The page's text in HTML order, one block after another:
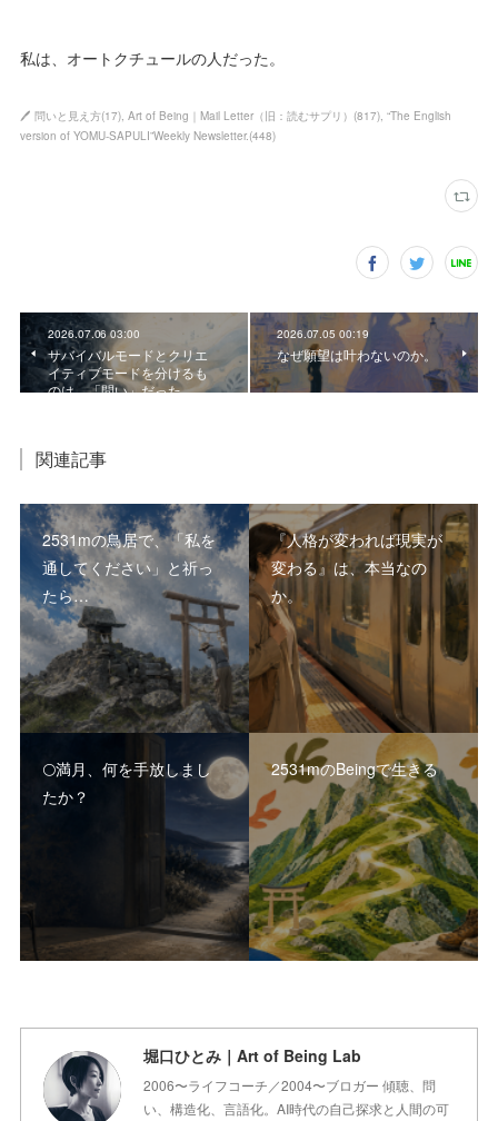
私は、オートクチュールの人だった。
🖊 問いと見え方(17) Art of Being｜Mail Letter（旧：読むサプリ） (817) “The English
version of YOMU-SAPULI”Weekly Newsletter.(448)
2026.07.06 03:00
サバイバルモードとクリエ
イティブモードを分けるも
のは、「問い」だった。
2026.07.05 00:19
なぜ願望は叶わないのか。
関連記事
2531mの鳥居で、「私を
通してください」と祈っ
たら…
『人格が変われば現実が
変わる』は、本当なの
か。
🌕満月、何を手放しまし
たか？
2531mのBeingで生きる
堀口ひとみ｜Art of Being Lab
2006〜ライフコーチ／2004〜ブロガー 傾聴、問
い、構造化、言語化。AI時代の自己探求と人間の可